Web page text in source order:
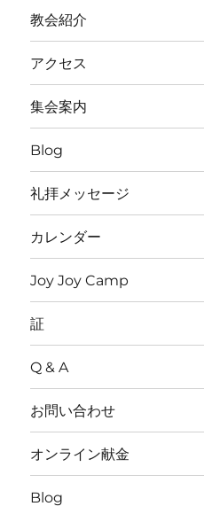
教会紹介
アクセス
集会案内
Blog
礼拝メッセージ
カレンダー
Joy Joy Camp
証
Q & A
お問い合わせ
オンライン献金
Blog